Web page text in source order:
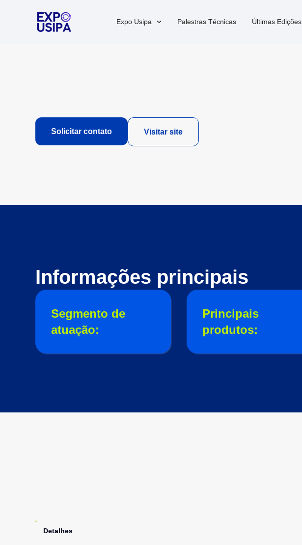
Expo Usipa Palestras Técnicas Últimas Edições
Solicitar contato Visitar site
Informações principais
Segmento de
atuação:
Principais
produtos:
Detalhes